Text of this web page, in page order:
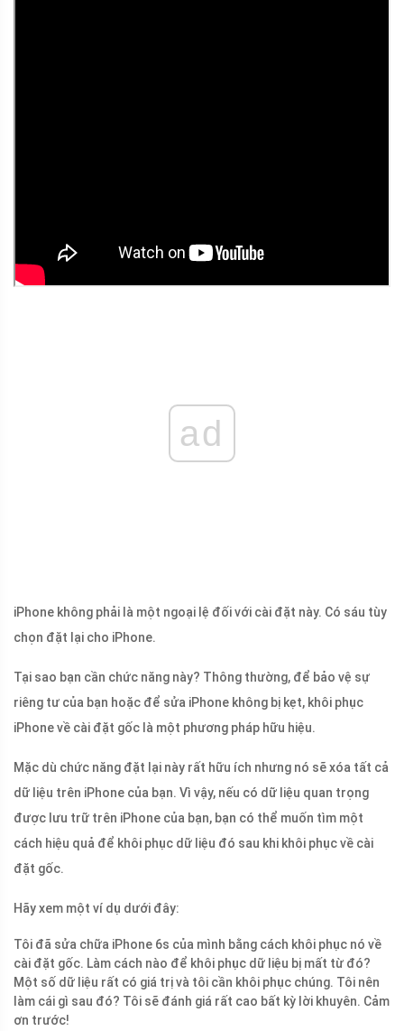
ad
iPhone không phải là một ngoại lệ đối với cài đặt này. Có sáu tùy
chọn đặt lại cho iPhone.
Tại sao bạn cần chức năng này? Thông thường, để bảo vệ sự
riêng tư của bạn hoặc để sửa iPhone không bị kẹt, khôi phục
iPhone về cài đặt gốc là một phương pháp hữu hiệu.
Mặc dù chức năng đặt lại này rất hữu ích nhưng nó sẽ xóa tất cả
dữ liệu trên iPhone của bạn. Vì vậy, nếu có dữ liệu quan trọng
được lưu trữ trên iPhone của bạn, bạn có thể muốn tìm một
cách hiệu quả để khôi phục dữ liệu đó sau khi khôi phục về cài
đặt gốc.
Hãy xem một ví dụ dưới đây:
Tôi đã sửa chữa iPhone 6s của mình bằng cách khôi phục nó về
cài đặt gốc. Làm cách nào để khôi phục dữ liệu bị mất từ ​​đó?
Một số dữ liệu rất có giá trị và tôi cần khôi phục chúng. Tôi nên
làm cái gì sau đó? Tôi sẽ đánh giá rất cao bất kỳ lời khuyên. Cảm
ơn trước!